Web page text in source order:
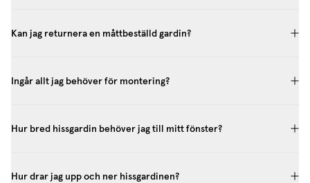
Kan jag returnera en måttbeställd gardin?
Ingår allt jag behöver för montering?
Hur bred hissgardin behöver jag till mitt fönster?
Hur drar jag upp och ner hissgardinen?